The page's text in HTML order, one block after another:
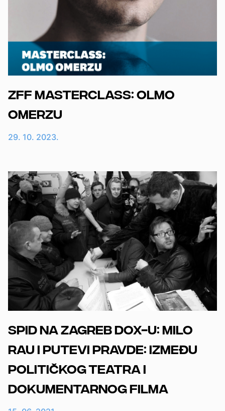
ZFF Masterclass: Olmo
Omerzu
29. 10. 2023.
SPID na Zagreb DOX-u: Milo
Rau i putevi pravde: između
političkog teatra i
dokumentarnog filma